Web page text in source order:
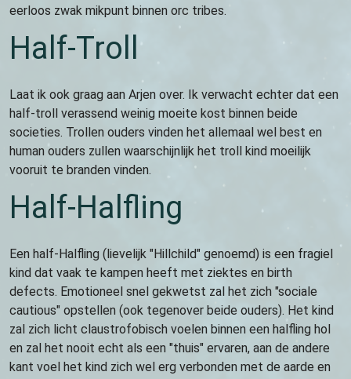
eerloos zwak mikpunt binnen orc tribes.
Half-Troll
Laat ik ook graag aan Arjen over. Ik verwacht echter dat een
half-troll verassend weinig moeite kost binnen beide
societies. Trollen ouders vinden het allemaal wel best en
human ouders zullen waarschijnlijk het troll kind moeilijk
vooruit te branden vinden.
Half-Halfling
Een half-Halfling (lievelijk "Hillchild" genoemd) is een fragiel
kind dat vaak te kampen heeft met ziektes en birth
defects. Emotioneel snel gekwetst zal het zich "sociale
cautious" opstellen (ook tegenover beide ouders). Het kind
zal zich licht claustrofobisch voelen binnen een halfling hol
en zal het nooit echt als een "thuis" ervaren, aan de andere
kant voel het kind zich wel erg verbonden met de aarde en